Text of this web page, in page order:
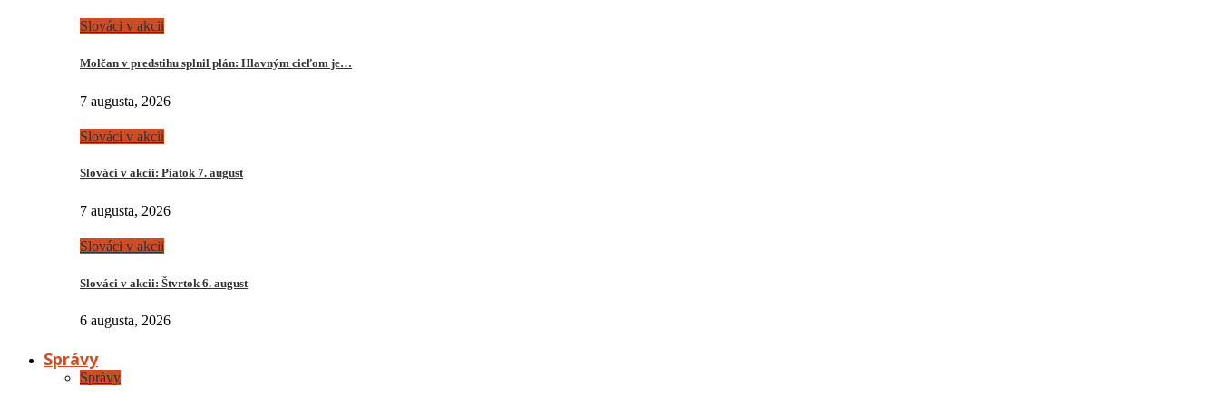
Slováci v akcii
Molčan v predstihu splnil plán: Hlavným cieľom je…
7 augusta, 2026
Slováci v akcii
Slováci v akcii: Piatok 7. august
7 augusta, 2026
Slováci v akcii
Slováci v akcii: Štvrtok 6. august
6 augusta, 2026
Správy
Správy